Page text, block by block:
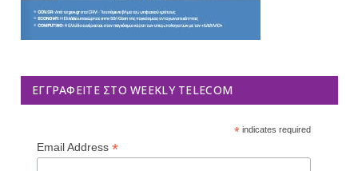
ΕΓΓΡΑΦΕΊΤΕ ΣΤΟ WEEKLY TELECOM
*indicates required
Email Address *